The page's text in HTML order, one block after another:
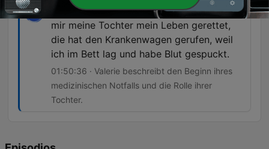
Also ich habe letztes Jahr im August, hat
mir meine Tochter mein Leben gerettet,
die hat den Krankenwagen gerufen, weil
ich im Bett lag und habe Blut gespuckt.
01:50:36 · Valerie beschreibt den Beginn ihres
medizinischen Notfalls und die Rolle ihrer
Tochter.